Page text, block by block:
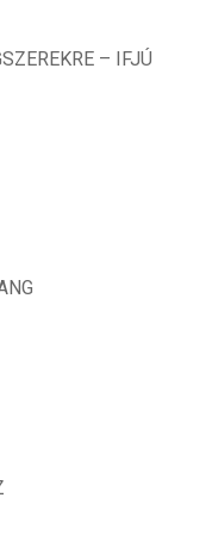
– IFJÚ